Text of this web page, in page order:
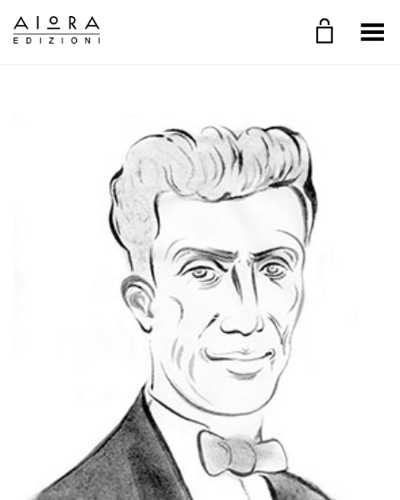
Toggle Menu